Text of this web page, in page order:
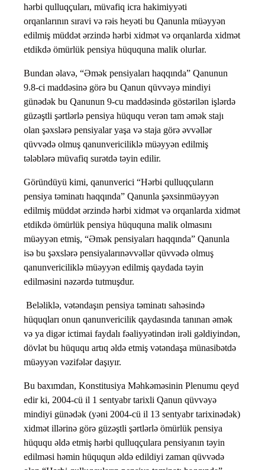
hərbi qulluqçuları, müvafiq icra hakimiyyəti
orqanlarının sıravi və rəis heyəti bu Qanunla müəyyən
edilmiş müddət ərzində hərbi xidmət və orqanlarda xidmət
etdikdə ömürlük pensiya hüququna malik olurlar.
Bundan əlavə, “Əmək pensiyaları haqqında” Qanunun
9.8-ci maddəsinə görə bu Qanun qüvvəyə mindiyi
günədək bu Qanunun 9-cu maddəsində göstərilən işlərdə
güzəştli şərtlərlə pensiya hüququ verən tam əmək stajı
olan şəxslərə pensiyalar yaşa və staja görə əvvəllər
qüvvədə olmuş qanunvericiliklə müəyyən edilmiş
tələblərə müvafiq surətdə təyin edilir.
Göründüyü kimi, qanunverici “Hərbi qulluqçuların
pensiya təminatı haqqında” Qanunla şəxsinmüəyyən
edilmiş müddət ərzində hərbi xidmət və orqanlarda xidmət
etdikdə ömürlük pensiya hüququna malik olmasını
müəyyən etmiş, “Əmək pensiyaları haqqında” Qanunla
isə bu şəxslərə pensiyalarınəvvəllər qüvvədə olmuş
qanunvericiliklə müəyyən edilmiş qaydada təyin
edilməsini nəzərdə tutmuşdur.
Beləliklə, vətəndaşın pensiya təminatı sahəsində
hüquqları onun qanunvericilik qaydasında tanınan əmək
və ya digər ictimai faydalı fəaliyyətindən irəli gəldiyindən,
dövlət bu hüququ artıq əldə etmiş vətəndaşa münasibətdə
müəyyən vəzifələr daşıyır.
Bu baxımdan, Konstitusiya Məhkəməsinin Plenumu qeyd
edir ki, 2004-cü il 1 sentyabr tarixli Qanun qüvvəyə
mindiyi günədək (yəni 2004-cü il 13 sentyabr tarixinədək)
xidmət illərinə görə güzəştli şərtlərlə ömürlük pensiya
hüququ əldə etmiş hərbi qulluqçulara pensiyanın təyin
edilməsi həmin hüququn əldə edildiyi zaman qüvvədə